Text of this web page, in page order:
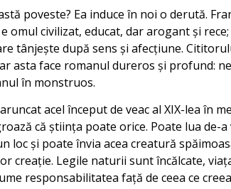
poveste? Ea induce în noi o derută.
omul civilizat, educat, dar arogant şi
tânjeşte după sens şi afecţiune.
asta face romanul dureros şi profund:
în monstruos.
acel început de veac al XIX-lea în
că ştiinţa poate orice. Poate lua
loc şi poate învia acea creatură
creaţie. Legile naturii sunt încălcate,
responsabilitatea faţă de ceea ce